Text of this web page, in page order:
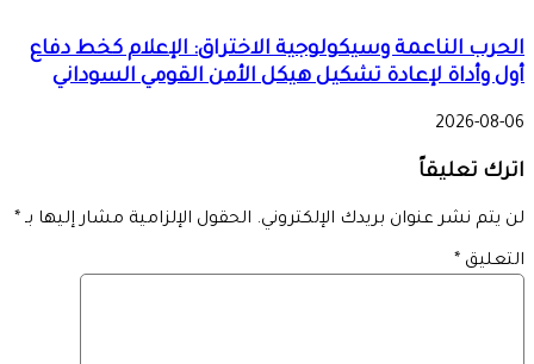
الحرب الناعمة وسيكولوجية الاختراق: الإعلام كخط دفاع
أول وأداة لإعادة تشكيل هيكل الأمن القومي السوداني
2026-08-06
اترك تعليقاً
لن يتم نشر عنوان بريدك الإلكتروني. الحقول الإلزامية مشار إليها بـ *
التعليق *